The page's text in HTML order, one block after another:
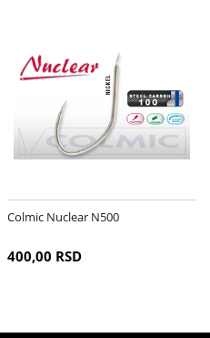
Colmic Nuclear N500
400,00 RSD